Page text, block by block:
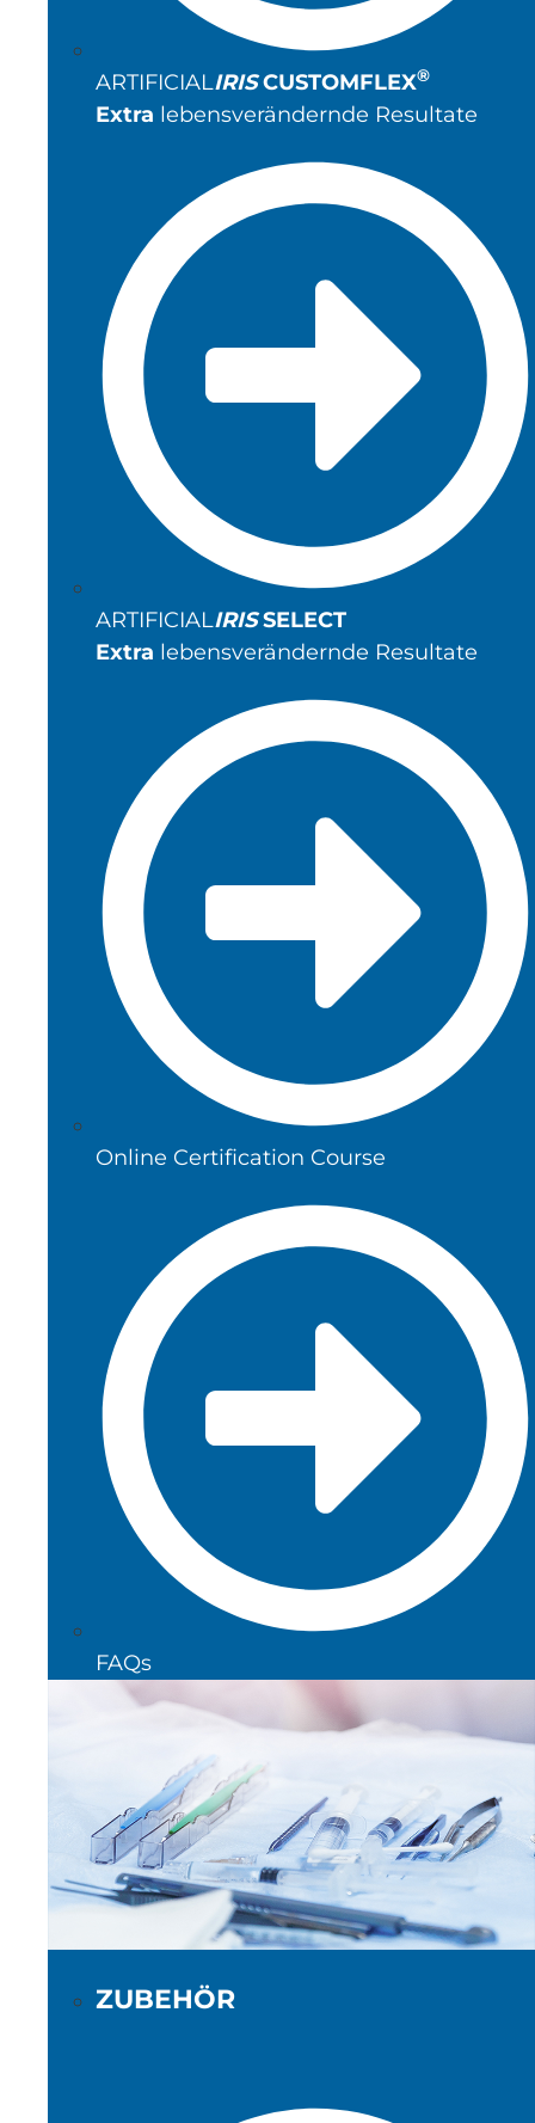
ARTIFICIALIRIS CUSTOMFLEX®
Extra lebensverändernde Resultate
ARTIFICIALIRISSELECT
Extra lebensverändernde Resultate
Online Certification Course
FAQs
ZUBEHÖR